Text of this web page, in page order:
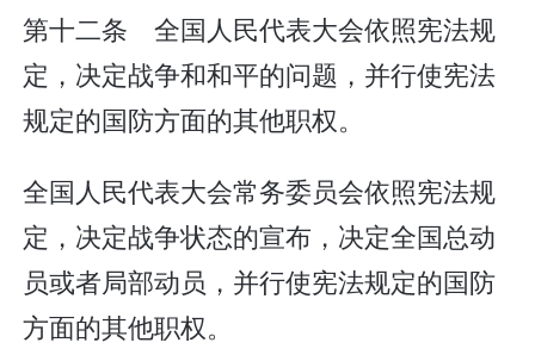
第十二条 全国人民代表大会依照宪法规
定，决定战争和和平的问题，并行使宪法
规定的国防方面的其他职权。
全国人民代表大会常务委员会依照宪法规
定，决定战争状态的宣布，决定全国总动
员或者局部动员，并行使宪法规定的国防
方面的其他职权。